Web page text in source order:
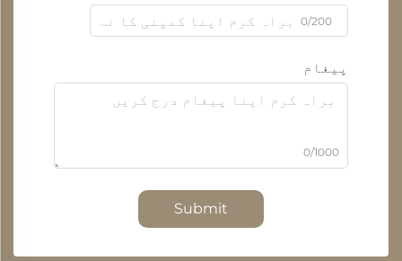
0/200
پیغام
0/1000
Submit